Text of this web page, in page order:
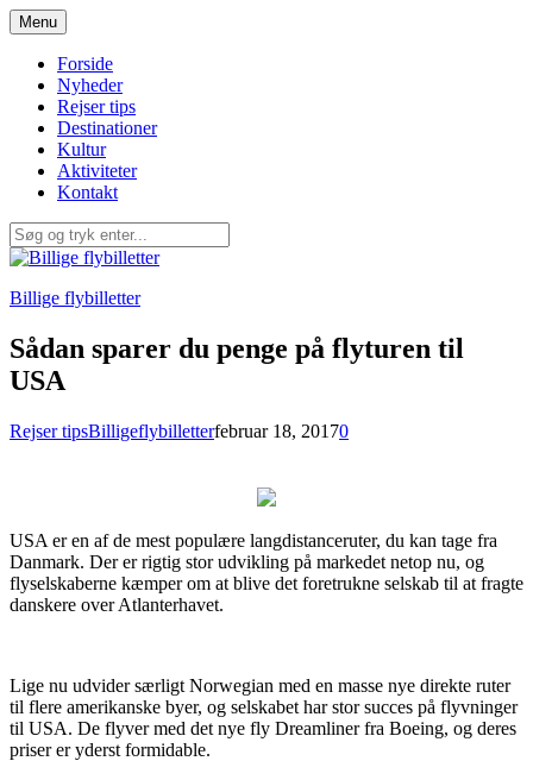
Spring
til
indhold
Menu
Forside
Nyheder
Rejser tips
Destinationer
Kultur
Aktiviteter
Kontakt
Billige flybilletter
Sådan sparer du penge på flyturen til
USA
Rejser tipsBilligeflybilletterfebruar 18, 20170
USA er en af de mest populære langdistanceruter, du kan tage fra
Danmark. Der er rigtig stor udvikling på markedet netop nu, og
flyselskaberne kæmper om at blive det foretrukne selskab til at fragte
danskere over Atlanterhavet.
Lige nu udvider særligt Norwegian med en masse nye direkte ruter
til flere amerikanske byer, og selskabet har stor succes på flyvninger
til USA. De flyver med det nye fly Dreamliner fra Boeing, og deres
priser er yderst formidable.